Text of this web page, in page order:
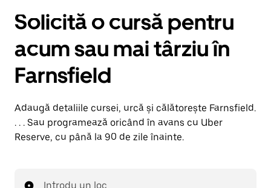
Solicită o cursă pentru
acum sau mai târziu în
Farnsfield
Adaugă detaliile cursei, urcă și călătorește Farnsfield.
. . . Sau programează oricând în avans cu Uber
Reserve, cu până la 90 de zile înainte.
Introdu un loc